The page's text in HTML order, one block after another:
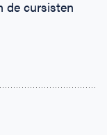
de cursisten